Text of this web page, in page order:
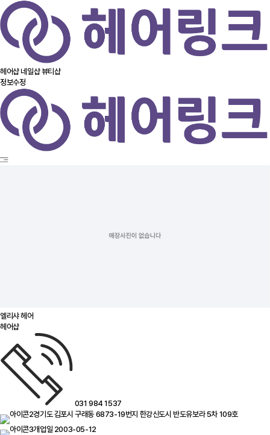
헤어샵 네일샵뷰티샵
정보수정
엘리샤 헤어
헤어샵
031 984 1537
경기도 김포시 구래동 6873-19번지 한강신도시 반도유보라 5차 109호
개업일 2003-05-12